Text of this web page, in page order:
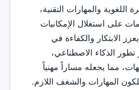
والمهارات التقنية،
على استغلال الإمكانيات
الابتكار والكفاءة في
الذكاء الاصطناعي،
مما يجعله مساراً مهنياً
المهارات والشغف اللازم.